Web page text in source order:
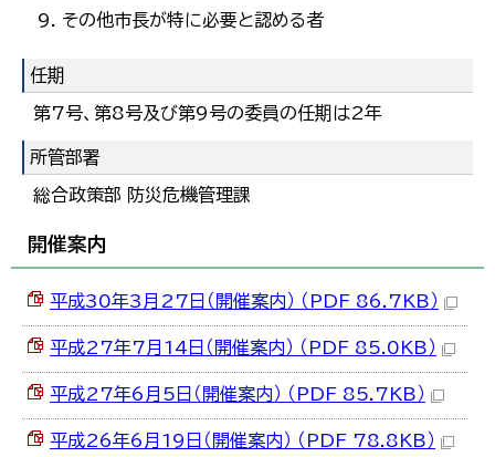
その他市長が特に必要と認める者
任期
第7号、第8号及び第9号の委員の任期は2年
所管部署
総合政策部 防災危機管理課
開催案内
平成30年3月27日（開催案内） （PDF 86.7KB）
平成27年7月14日（開催案内） （PDF 85.0KB）
平成27年6月5日（開催案内） （PDF 85.7KB）
平成26年6月19日（開催案内） （PDF 78.8KB）